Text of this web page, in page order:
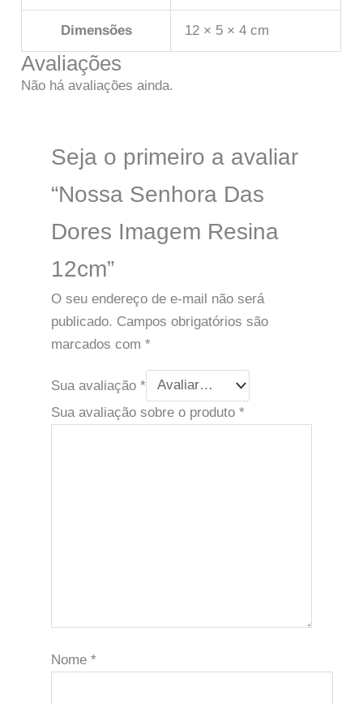
Dimensões 12 × 5 × 4 cm
Avaliações
Não há avaliações ainda.
Seja o primeiro a avaliar
“Nossa Senhora Das
Dores Imagem Resina
12cm”
O seu endereço de e-mail não será
publicado. Campos obrigatórios são
marcados com *
Sua avaliação *
Sua avaliação sobre o produto *
Nome *